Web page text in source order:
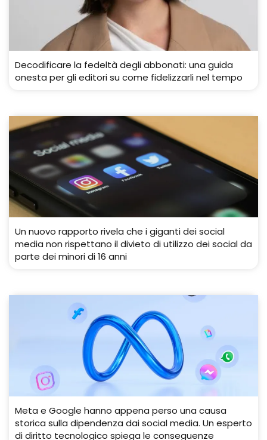
Decodificare la fedeltà degli abbonati: una guida
onesta per gli editori su come fidelizzarli nel tempo
Un nuovo rapporto rivela che i giganti dei social
media non rispettano il divieto di utilizzo dei social da
parte dei minori di 16 anni
Meta e Google hanno appena perso una causa
storica sulla dipendenza dai social media. Un esperto
di diritto tecnologico spiega le conseguenze